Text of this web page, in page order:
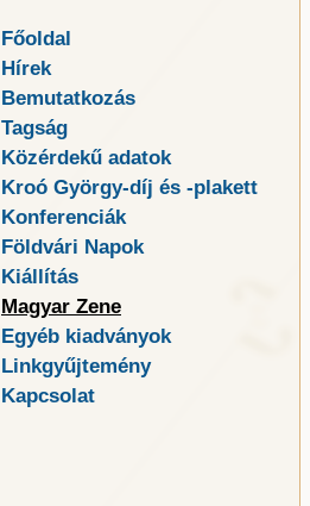
Főoldal
Hírek
Bemutatkozás
Tagság
Közérdekű adatok
Kroó György-díj és -plakett
Konferenciák
Földvári Napok
Kiállítás
Magyar Zene
Egyéb kiadványok
Linkgyűjtemény
Kapcsolat